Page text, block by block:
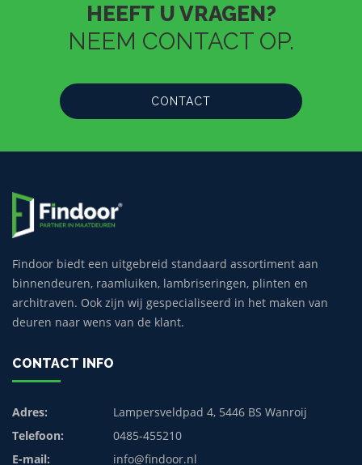
HEEFT U VRAGEN?
NEEM CONTACT OP.
CONTACT
Findoor biedt een uitgebreid standaard assortiment aan
binnendeuren, raamluiken, lambriseringen, plinten en
architraven. Ook zijn wij gespecialiseerd in het maken van
deuren naar wens van de klant.
CONTACT INFO
Adres:
Lampersveldpad 4, 5446 BS Wanroij
Telefoon:
0485-455210
E-mail:
info@findoor.nl